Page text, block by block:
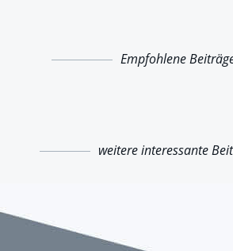
Empfohlene
weitere interessante